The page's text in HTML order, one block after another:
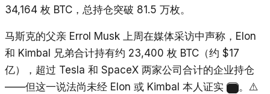
34,164 枚 BTC，总持仓突破 81.5 万枚。
马斯克的父亲 Errol Musk 上周在媒体采访中声称，Elon
和 Kimbal 兄弟合计持有约 23,400 枚 BTC（约 $17
亿），超过 Tesla 和 SpaceX 两家公司合计的企业持仓
——但这一说法尚未经 Elon 或 Kimbal 本人证实
。⚠️